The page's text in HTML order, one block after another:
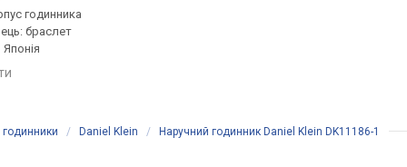
годинника
браслет
годинники / Daniel Klein / Наручний годинник Daniel Klein DK11186-1